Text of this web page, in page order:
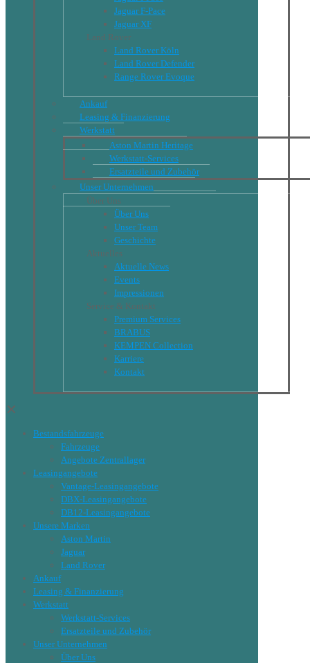
Jaguar F-Pace
Jaguar XF
Land Rover
Land Rover Köln
Land Rover Defender
Range Rover Evoque
Ankauf
Leasing & Finanzierung
Werkstatt
Aston Martin Heritage
Werkstatt-Services
Ersatzteile und Zubehör
Unser Unternehmen
Über Uns
Über Uns
Unser Team
Geschichte
Aktuelles
Aktuelle News
Events
Impressionen
Service & Kontakt
Premium Services
BRABUS
KEMPEN Collection
Karriere
Kontakt
✕
Bestandsfahrzeuge
Fahrzeuge
Angebote Zentrallager
Leasingangebote
Vantage-Leasingangebote
DBX-Leasingangebote
DB12-Leasingangebote
Unsere Marken
Aston Martin
Jaguar
Land Rover
Ankauf
Leasing & Finanzierung
Werkstatt
Werkstatt-Services
Ersatzteile und Zubehör
Unser Unternehmen
Über Uns